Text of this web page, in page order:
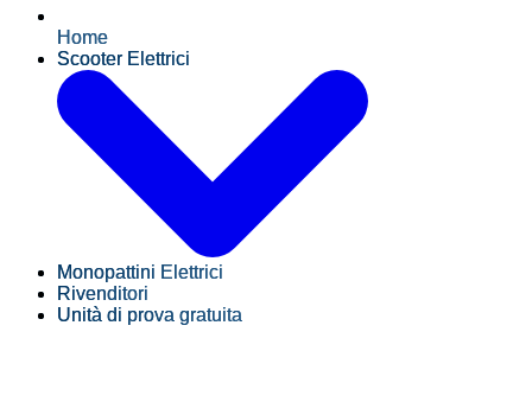
Home
Scooter Elettrici
Monopattini Elettrici
Rivenditori
Unità di prova gratuita